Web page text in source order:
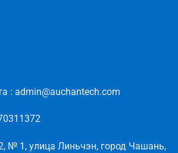
: admin@auchantech.com
, № 1 , улица Линьчэн, город Чашань,